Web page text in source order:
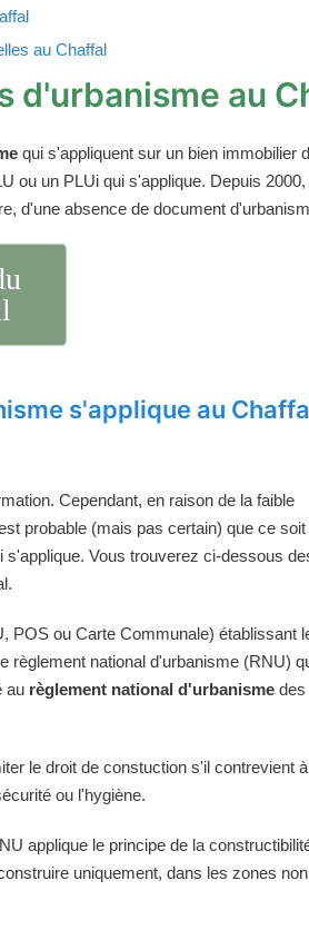
au Chaffal
d'urbanisme au
qui s'appliquent sur un bien immobilier
ou un PLUi qui s'applique. Depuis
d'une absence de document
s'applique au
Cependant, en raison de la faible
probable (mais pas certain) que ce soit
s'applique. Vous trouverez ci-dessous
POS ou Carte Communale) établissant
règlement national d'urbanisme (RNU)
au règlement national d'urbanisme des
le droit de constuction s'il contrevient
ou l'hygiène.
applique le principe de la
uniquement, dans les zones non